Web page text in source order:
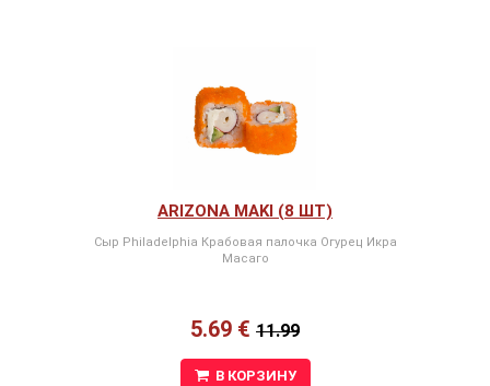
ARIZONA MAKI (8 ШТ)
Сыр Philadelphia Крабовая палочка Огурец Икра
Масаго
5.69 € 11.99
В КОРЗИНУ